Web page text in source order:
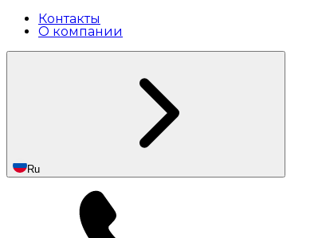
Контакты
О компании
Ru